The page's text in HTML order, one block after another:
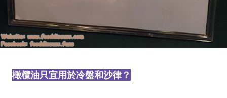
橄欖油只宜用於冷盤和沙律？